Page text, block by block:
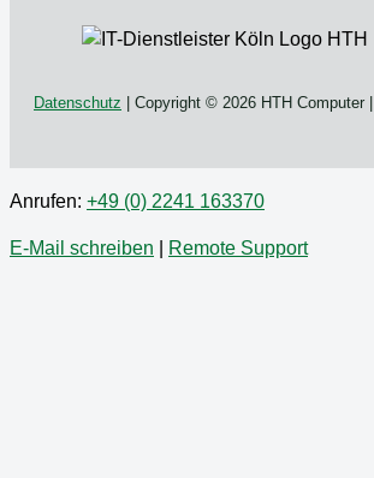
Datenschutz | Copyright © 2026 HTH Computer |
Anrufen: +49 (0) 2241 163370
E-Mail schreiben Remote Support